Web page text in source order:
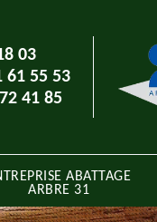
03
61 55 53
41 85
ABATTAGE
ARBRE 31